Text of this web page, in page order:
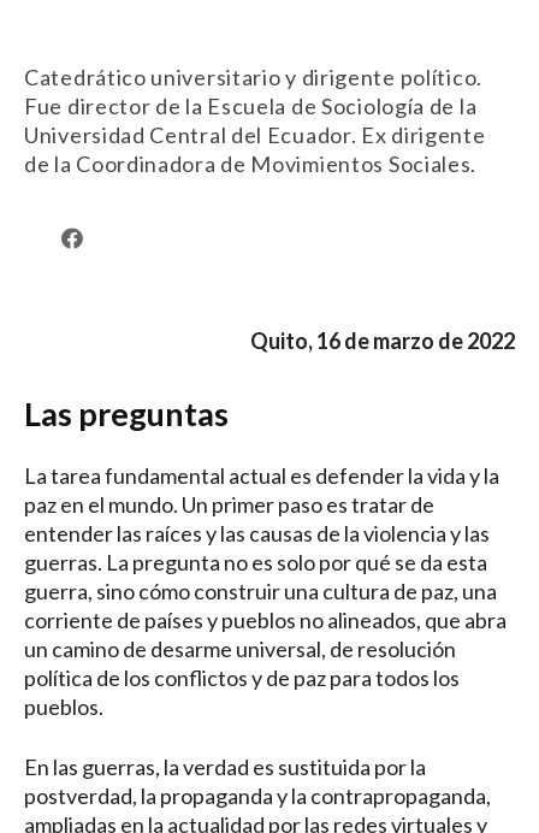
Catedrático universitario y dirigente político.
Fue director de la Escuela de Sociología de la
Universidad Central del Ecuador. Ex dirigente
de la Coordinadora de Movimientos Sociales.
Quito, 16 de marzo de 2022
Las preguntas
La tarea fundamental actual es defender la vida y la
paz en el mundo. Un primer paso es tratar de
entender las raíces y las causas de la violencia y las
guerras. La pregunta no es solo por qué se da esta
guerra, sino cómo construir una cultura de paz, una
corriente de países y pueblos no alineados, que abra
un camino de desarme universal, de resolución
política de los conflictos y de paz para todos los
pueblos.
En las guerras, la verdad es sustituida por la
postverdad, la propaganda y la contrapropaganda,
ampliadas en la actualidad por las redes virtuales y